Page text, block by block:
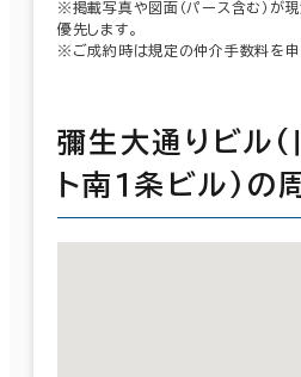
※掲載写真や図面（パース含む）が
優先します。
※ご成約時は規定の仲介手数料を申
彌生大通りビル(
ト南１条ビル)の